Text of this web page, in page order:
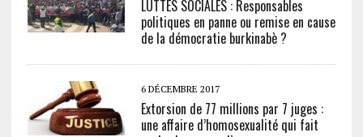
LUTTES SOCIALES : Responsables
politiques en panne ou remise en cause
de la démocratie burkinabè ?
6 DÉCEMBRE 2017
Extorsion de 77 millions par 7 juges :
une affaire d’homosexualité qui fait